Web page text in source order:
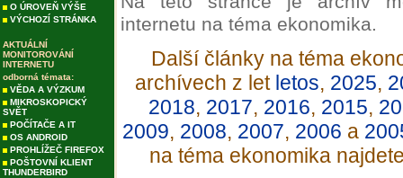
O ÚROVEŇ VÝŠE
VÝCHOZÍ STRÁNKA
AKTUÁLNÍ
MONITOROVÁNÍ
INTERNETU
odborná témata:
VĚDA A VÝZKUM
MIKROSKOPICKÝ
SVĚT
POČÍTAČE A IT
OS ANDROID
PROHLÍŽEČ FIREFOX
POŠTOVNÍ KLIENT
THUNDERBIRD
internetu na téma ekonomika.
Další články na téma
archívech z let letos, 2025,
2018, 2017, 2016, 2015,
2009, 2008, 2007, 2006 a
na téma ekonomika